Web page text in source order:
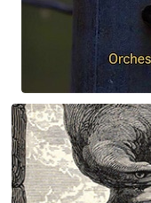
Claude Debussy
La danse de Puck